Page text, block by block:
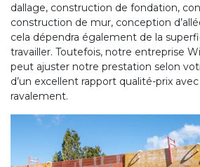
dallage, construction de fondation,
construction de mur, conception
cela dépendra également de la
travailler. Toutefois, notre entreprise
peut ajuster notre prestation selon
d’un excellent rapport qualité-prix
ravalement.